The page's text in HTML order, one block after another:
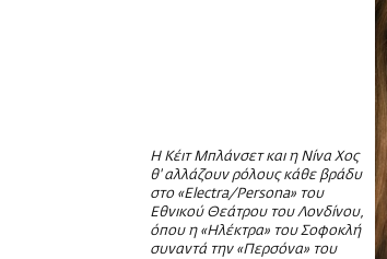
Η Κέιτ Μπλάνσετ και η Νίνα Χος
θ' αλλάζουν ρόλους κάθε βράδυ
στο «Electra/Persona» του
Εθνικού Θεάτρου του Λονδίνου,
όπου η «Ηλέκτρα» του Σοφοκλή
συναντά την «Περσόνα» του